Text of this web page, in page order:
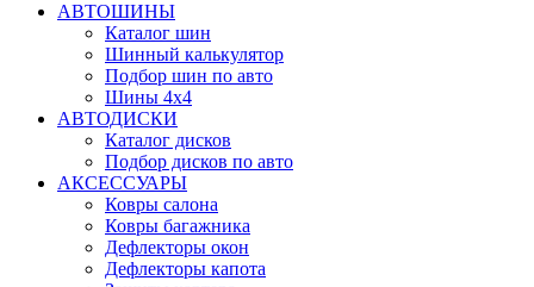
АВТОШИНЫ
Каталог шин
Шинный калькулятор
Подбор шин по авто
Шины 4x4
АВТОДИСКИ
Каталог дисков
Подбор дисков по авто
АКСЕССУАРЫ
Ковры салона
Ковры багажника
Дефлекторы окон
Дефлекторы капота